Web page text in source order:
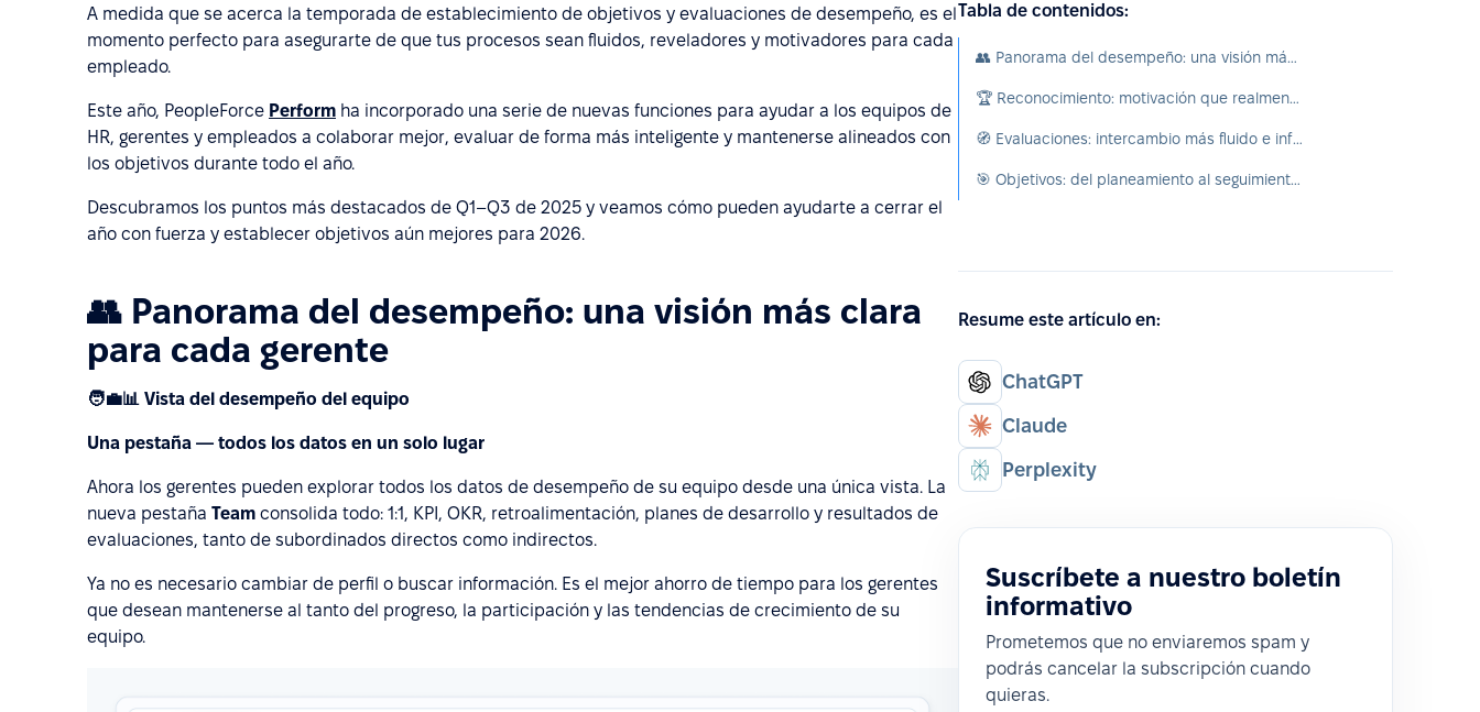
A medida que se acerca la temporada de establecimiento de objetivos y evaluaciones de desempeño, es el
momento perfecto para asegurarte de que tus procesos sean fluidos, reveladores y motivadores para cada
empleado.
Este año, PeopleForce Perform ha incorporado una serie de nuevas funciones para ayudar a los equipos de
HR, gerentes y empleados a colaborar mejor, evaluar de forma más inteligente y mantenerse alineados con
los objetivos durante todo el año.
Descubramos los puntos más destacados de Q1–Q3 de 2025 y veamos cómo pueden ayudarte a cerrar el
año con fuerza y establecer objetivos aún mejores para 2026.
👥 Panorama del desempeño: una visión más clara
para cada gerente
🧑‍💼📊 Vista del desempeño del equipo
Una pestaña — todos los datos en un solo lugar
Ahora los gerentes pueden explorar todos los datos de desempeño de su equipo desde una única vista. La
nueva pestaña Team consolida todo: 1:1, KPI, OKR, retroalimentación, planes de desarrollo y resultados de
evaluaciones, tanto de subordinados directos como indirectos.
Ya no es necesario cambiar de perfil o buscar información. Es el mejor ahorro de tiempo para los gerentes
que desean mantenerse al tanto del progreso, la participación y las tendencias de crecimiento de su
equipo.
Tabla de contenidos:
👥 Panorama del desempeño: una visión más clara para cada gerente
🏆 Reconocimiento: motivación que realmente importa
🧭 Evaluaciones: intercambio más fluido e información más inteligente
🎯 Objetivos: del planeamiento al seguimiento del progreso
Resume este artículo en:
ChatGPT
Claude
Perplexity
Suscríbete a nuestro boletín
informativo
Prometemos que no enviaremos spam y
podrás cancelar la subscripción cuando
quieras.